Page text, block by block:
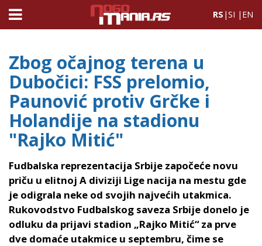
RS |SI | EN
Zbog očajnog terena u
Dubočici: FSS prelomio,
Paunović protiv Grčke i
Holandije na stadionu
"Rajko Mitić"
Fudbalska reprezentacija Srbije započeće novu
priču u elitnoj A diviziji Lige nacija na mestu gde
je odigrala neke od svojih najvećih utakmica.
Rukovodstvo Fudbalskog saveza Srbije donelo je
odluku da prijavi stadion „Rajko Mitić“ za prve
dve domaće utakmice u septembru, čime se